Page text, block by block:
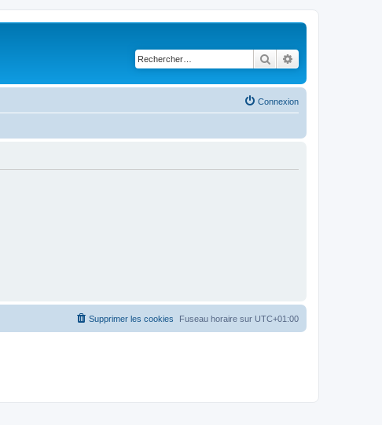
Rechercher
Connexion
Fuseau horaire sur UTC+01:00
Supprimer les cookies